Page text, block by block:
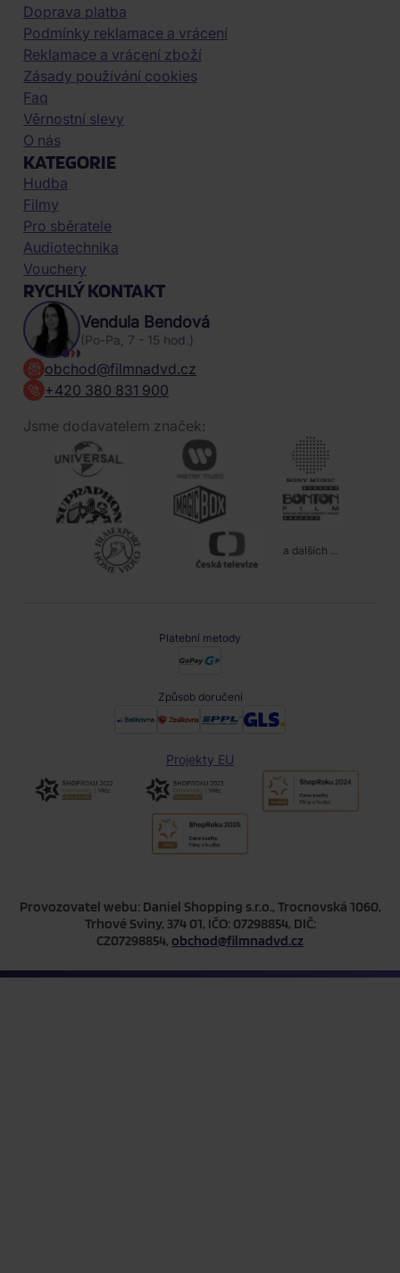
Doprava platba
Podmínky reklamace a vrácení
Reklamace a vrácení zboží
Zásady používání cookies
Faq
Věrnostní slevy
O nás
KATEGORIE
Hudba
Filmy
Pro sběratele
Audiotechnika
Vouchery
RYCHLÝ KONTAKT
Vendula Bendová
(Po-Pa, 7 - 15 hod.)
obchod@filmnadvd.cz
+420 380 831 900
Jsme dodavatelem značek:
a dalších ...
Platební metody
Způsob doručení
Projekty EU
Provozovatel webu: Daniel Shopping s.r.o., Trocnovská 1060,
Trhové Sviny, 374 01, IČO: 07298854, DIČ:
CZ07298854, obchod@filmnadvd.cz